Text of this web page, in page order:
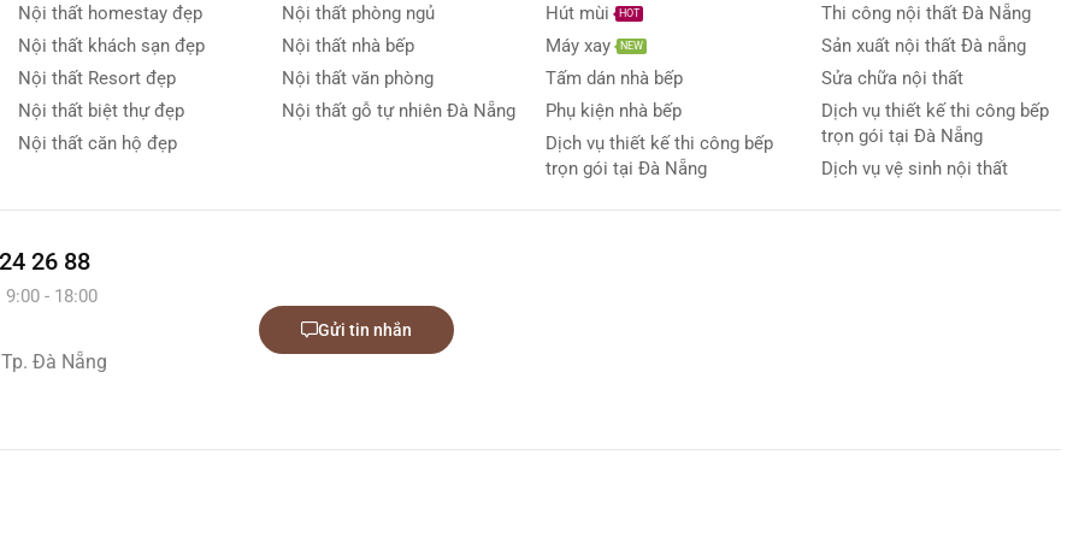
Nội thất homestay đẹp
Nội thất khách sạn đẹp
Nội thất Resort đẹp
Nội thất biệt thự đẹp
Nội thất căn hộ đẹp
Nội thất phòng ngủ
Nội thất nhà bếp
Nội thất văn phòng
Nội thất gỗ tự nhiên Đà Nẵng
Hút mùi HOT
Máy xay NEW
Tấm dán nhà bếp
Phụ kiện nhà bếp
Dịch vụ thiết kế thi công bếp
trọn gói tại Đà Nẵng
Thi công nội thất Đà Nẵng
Sản xuất nội thất Đà nẵng
Sửa chữa nội thất
Dịch vụ thiết kế thi công bếp
trọn gói tại Đà Nẵng
Dịch vụ vệ sinh nội thất
26 88
- 18:00
Đà Nẵng
Gửi tin nhắn